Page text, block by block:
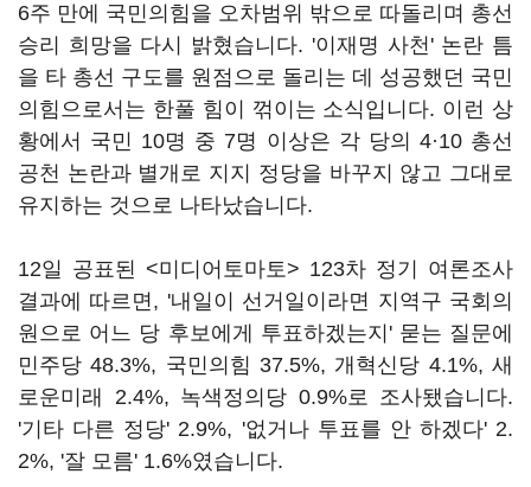
6주 만에 국민의힘을 오차범위 밖으로 따돌리며 총선
승리 희망을 다시 밝혔습니다. '이재명 사천' 논란 틈
을 타 총선 구도를 원점으로 돌리는 데 성공했던 국민
의힘으로서는 한풀 힘이 꺾이는 소식입니다. 이런 상
황에서 국민 10명 중 7명 이상은 각 당의 4·10 총선
공천 논란과 별개로 지지 정당을 바꾸지 않고 그대로
유지하는 것으로 나타났습니다.
12일 공표된 <미디어토마토> 123차 정기 여론조사
결과에 따르면, '내일이 선거일이라면 지역구 국회의
원으로 어느 당 후보에게 투표하겠는지' 묻는 질문에
민주당 48.3%, 국민의힘 37.5%, 개혁신당 4.1%, 새
로운미래 2.4%, 녹색정의당 0.9%로 조사됐습니다.
'기타 다른 정당' 2.9%, '없거나 투표를 안 하겠다' 2.
2%, '잘 모름' 1.6%였습니다.